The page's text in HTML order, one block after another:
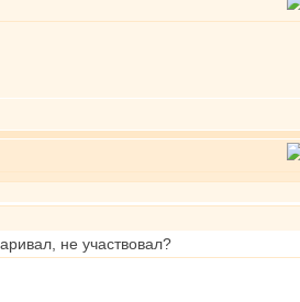
не участвовал?